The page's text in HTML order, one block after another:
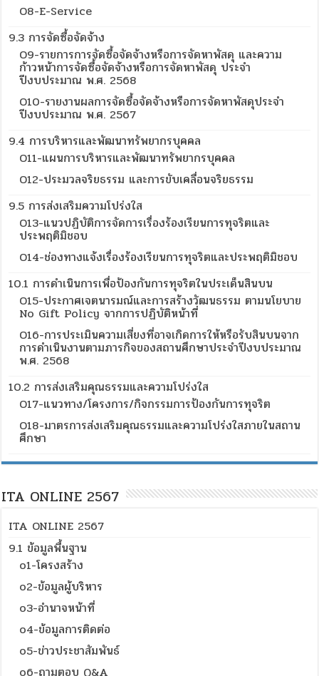
O8-E-Service
9.3 การจัดซื้อจัดจ้าง
O9-รายการการจัดซื้อจัดจ้างหรือการจัดหาพัสดุ และความ
ก้าวหน้าการจัดซื้อจัดจ้างหรือการจัดหาพัสดุ ประจำ
ปีงบประมาณ พ.ศ. 2568
O10-รายงานผลการจัดซื้อจัดจ้างหรือการจัดหาพัสดุประจำ
ปีงบประมาณ พ.ศ. 2567
9.4 การบริหารและพัฒนาทรัพยากรบุคคล
O11-แผนการบริหารและพัฒนาทรัพยากรบุคคล
O12-ประมวลจริยธรรม และการขับเคลื่อนจริยธรรม
9.5 การส่งเสริมความโปร่งใส
O13-แนวปฏิบัติการจัดการเรื่องร้องเรียนการทุจริตและ
ประพฤติมิชอบ
O14-ช่องทางแจ้งเรื่องร้องเรียนการทุจริตและประพฤติมิชอบ
10.1 การดำเนินการเพื่อป้องกันการทุจริตในประเด็นสินบน
O15-ประกาศเจตนารมณ์และการสร้างวัฒนธรรม ตามนโยบาย
No Gift Policy จากการปฏิบัติหน้าที่
O16-การประเมินความเสี่ยงที่อาจเกิดการให้หรือรับสินบนจาก
การดำเนินงานตามภารกิจของสถานศึกษาประจำปีงบประมาณ
พ.ศ. 2568
10.2 การส่งเสริมคุณธรรมและความโปร่งใส
O17-แนวทาง/โครงการ/กิจกรรมการป้องกันการทุจริต
O18-มาตรการส่งเสริมคุณธรรมและความโปร่งใสภายในสถาน
ศึกษา
ITA ONLINE 2567
ITA ONLINE 2567
9.1 ข้อมูลพื้นฐาน
o1-โครงสร้าง
o2-ข้อมูลผู้บริหาร
o3-อำนาจหน้าที่
o4-ข้อมูลการติดต่อ
o5-ข่าวประชาสัมพันธ์
o6-ถามตอบ Q&A